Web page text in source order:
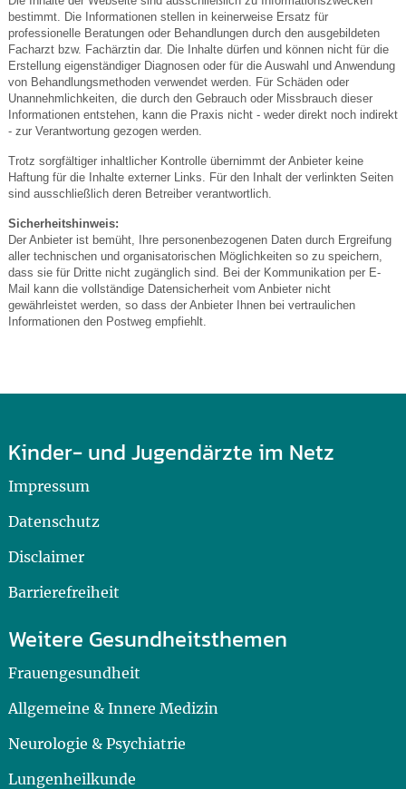
bestimmt. Die Informationen stellen in keinerweise Ersatz für
professionelle Beratungen oder Behandlungen durch den ausgebildeten
Facharzt bzw. Fachärztin dar. Die Inhalte dürfen und können nicht für die
Erstellung eigenständiger Diagnosen oder für die Auswahl und Anwendung
von Behandlungsmethoden verwendet werden. Für Schäden oder
Unannehmlichkeiten, die durch den Gebrauch oder Missbrauch dieser
Informationen entstehen, kann die Praxis nicht - weder direkt noch indirekt
- zur Verantwortung gezogen werden.
Trotz sorgfältiger inhaltlicher Kontrolle übernimmt der Anbieter keine
Haftung für die Inhalte externer Links. Für den Inhalt der verlinkten Seiten
sind ausschließlich deren Betreiber verantwortlich.
Sicherheitshinweis:
Der Anbieter ist bemüht, Ihre personenbezogenen Daten durch Ergreifung
aller technischen und organisatorischen Möglichkeiten so zu speichern,
dass sie für Dritte nicht zugänglich sind. Bei der Kommunikation per E-
Mail kann die vollständige Datensicherheit vom Anbieter nicht
gewährleistet werden, so dass der Anbieter Ihnen bei vertraulichen
Informationen den Postweg empfiehlt.
Kinder- und Jugendärzte im Netz
Impressum
Datenschutz
Disclaimer
Barrierefreiheit
Weitere Gesundheitsthemen
Frauengesundheit
Allgemeine & Innere Medizin
Neurologie & Psychiatrie
Lungenheilkunde